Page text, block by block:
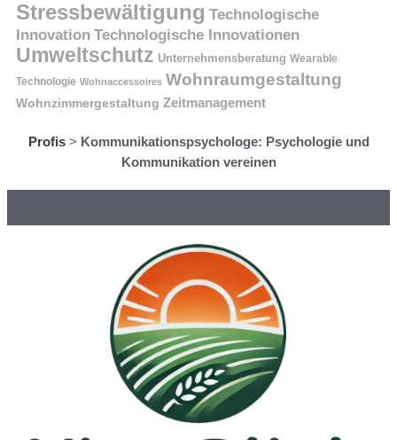
Stressbewältigung Technologische
Innovation Technologische Innovationen
Umweltschutz Unternehmensberatung Wearable
Technologie Wohnaccessoires Wohnraumgestaltung
Wohnzimmergestaltung Zeitmanagement
Profis> Kommunikationspsychologe: Psychologie und
Kommunikation vereinen